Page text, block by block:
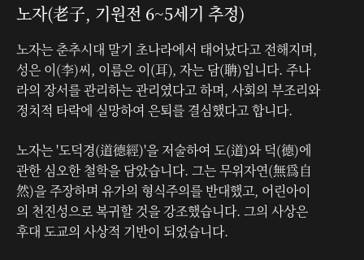
노자(老子, 기원전 6~5세기 추정)
노자는 춘추시대 말기 초나라에서 태어났다고 전해지며,
성은 이(李)씨, 이름은 이(耳), 자는 담(聃)입니다. 주나
라의 장서를 관리하는 관리였다고 하며, 사회의 부조리와
정치적 타락에 실망하여 은퇴를 결심했다고 합니다.
노자는 '도덕경(道德經)'을 저술하여 도(道)와 덕(德)에
관한 심오한 철학을 담았습니다. 그는 무위자연(無爲自
然)을 주장하며 유가의 형식주의를 반대했고, 어린아이
의 천진성으로 복귀할 것을 강조했습니다. 그의 사상은
후대 도교의 사상적 기반이 되었습니다.